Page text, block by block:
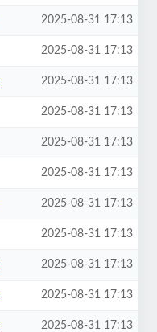
2025-08-31 17:13
2025-08-31 17:13
2025-08-31 17:13
2025-08-31 17:13
2025-08-31 17:13
2025-08-31 17:13
2025-08-31 17:13
2025-08-31 17:13
2025-08-31 17:13
2025-08-31 17:13
2025-08-31 17:13